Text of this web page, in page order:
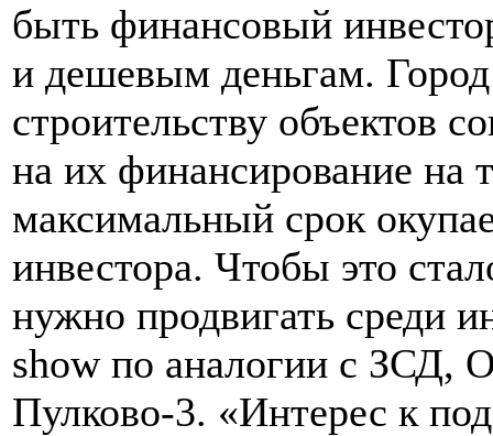
быть финансовый
и дешевым деньгам.
строительству объектов
на их финансирование на
максимальный срок
инвестора. Чтобы это
нужно продвигать среди
show по аналогии с ЗСД,
Пулково-3. «Интерес к